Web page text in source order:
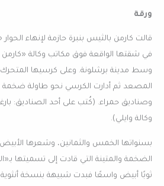
ورقة
قالت كارمن بالثيس بنبرة حازمة لإنهاء
في شقتها الواقعة فوق مكاتب وكالة «كارمن
وسط مدينة برشلونة. وعلى كرسيها المتحرك
المصعد ثم أدارت الكرسي نحو طاولة ضخمة
وصناديق حمراء. (كُتب على أحد الصناديق:
وكالة وايلي).
بسنواتها الخمس والثمانين، وشعرها
الضخمة والمتينة التي قادت إلى تسميتها
ثوبًا أبيض واسعًا فبدت شبيهة بنسخة أنثوية